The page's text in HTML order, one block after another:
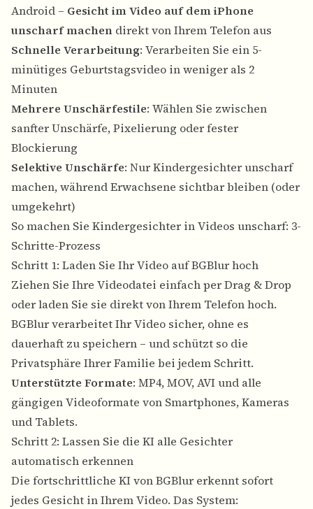
Android – Gesicht im Video auf dem iPhone
unscharf machen direkt von Ihrem Telefon aus
Schnelle Verarbeitung: Verarbeiten Sie ein 5-
minütiges Geburtstagsvideo in weniger als 2
Minuten
Mehrere Unschärfestile: Wählen Sie zwischen
sanfter Unschärfe, Pixelierung oder fester
Blockierung
Selektive Unschärfe: Nur Kindergesichter unscharf
machen, während Erwachsene sichtbar bleiben (oder
umgekehrt)
So machen Sie Kindergesichter in Videos unscharf: 3-
Schritte-Prozess
Schritt 1: Laden Sie Ihr Video auf BGBlur hoch
Ziehen Sie Ihre Videodatei einfach per Drag & Drop
oder laden Sie sie direkt von Ihrem Telefon hoch.
BGBlur verarbeitet Ihr Video sicher, ohne es
dauerhaft zu speichern – und schützt so die
Privatsphäre Ihrer Familie bei jedem Schritt.
Unterstützte Formate: MP4, MOV, AVI und alle
gängigen Videoformate von Smartphones, Kameras
und Tablets.
Schritt 2: Lassen Sie die KI alle Gesichter
automatisch erkennen
Die fortschrittliche KI von BGBlur erkennt sofort
jedes Gesicht in Ihrem Video. Das System: